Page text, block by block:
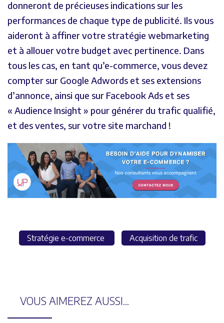
donneront de précieuses indications sur les
performances de chaque type de publicité. Ils vous
aideront à affiner votre stratégie webmarketing
et à allouer votre budget avec pertinence. Dans
tous les cas, en tant qu’e-commerce, vous devez
compter sur Google Adwords et ses extensions
d’annonce, ainsi que sur Facebook Ads et ses
« Audience Insight » pour générer du trafic qualifié,
et des ventes, sur votre site marchand !
Stratégie e-commerce Acquisition de trafic
VOUS AIMEREZ AUSSI...